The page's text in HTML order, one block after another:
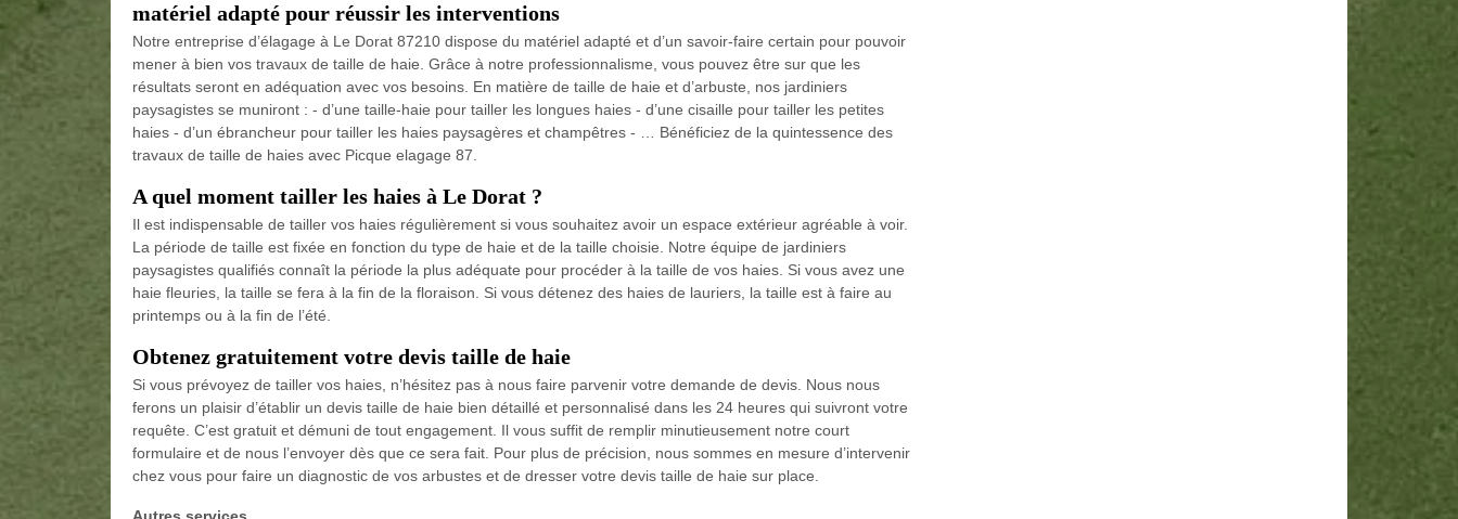
matériel adapté pour réussir les interventions
Notre entreprise d’élagage à Le Dorat 87210 dispose du matériel adapté et d’un savoir-faire certain pour pouvoir
mener à bien vos travaux de taille de haie. Grâce à notre professionnalisme, vous pouvez être sur que les
résultats seront en adéquation avec vos besoins. En matière de taille de haie et d’arbuste, nos jardiniers
paysagistes se muniront : - d’une taille-haie pour tailler les longues haies - d’une cisaille pour tailler les petites
haies - d’un ébrancheur pour tailler les haies paysagères et champêtres - … Bénéficiez de la quintessence des
travaux de taille de haies avec Picque elagage 87.
A quel moment tailler les haies à Le Dorat ?
Il est indispensable de tailler vos haies régulièrement si vous souhaitez avoir un espace extérieur agréable à voir.
La période de taille est fixée en fonction du type de haie et de la taille choisie. Notre équipe de jardiniers
paysagistes qualifiés connaît la période la plus adéquate pour procéder à la taille de vos haies. Si vous avez une
haie fleuries, la taille se fera à la fin de la floraison. Si vous détenez des haies de lauriers, la taille est à faire au
printemps ou à la fin de l’été.
Obtenez gratuitement votre devis taille de haie
Si vous prévoyez de tailler vos haies, n’hésitez pas à nous faire parvenir votre demande de devis. Nous nous
ferons un plaisir d’établir un devis taille de haie bien détaillé et personnalisé dans les 24 heures qui suivront votre
requête. C’est gratuit et démuni de tout engagement. Il vous suffit de remplir minutieusement notre court
formulaire et de nous l’envoyer dès que ce sera fait. Pour plus de précision, nous sommes en mesure d’intervenir
chez vous pour faire un diagnostic de vos arbustes et de dresser votre devis taille de haie sur place.